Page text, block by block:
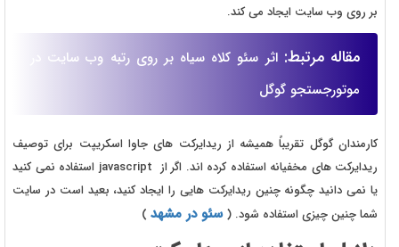
بر روی وب سایت ایجاد می کند.
مقاله مرتبط:اثر سئو کلاه سیاه بر روی رتبه وب سایت در
موتورجستجو گوگل
کارمندان گوگل تقریباً همیشه از ریدایرکت های جاوا اسکریپت برای توصیف
ریدایرکت های مخفیانه استفاده کرده اند. اگر از javascript استفاده نمی کنید
یا نمی دانید چگونه چنین ریدایرکت هایی را ایجاد کنید، بعید است در سایت
شما چنین چیزی استفاده شود. (سئو در مشهد )